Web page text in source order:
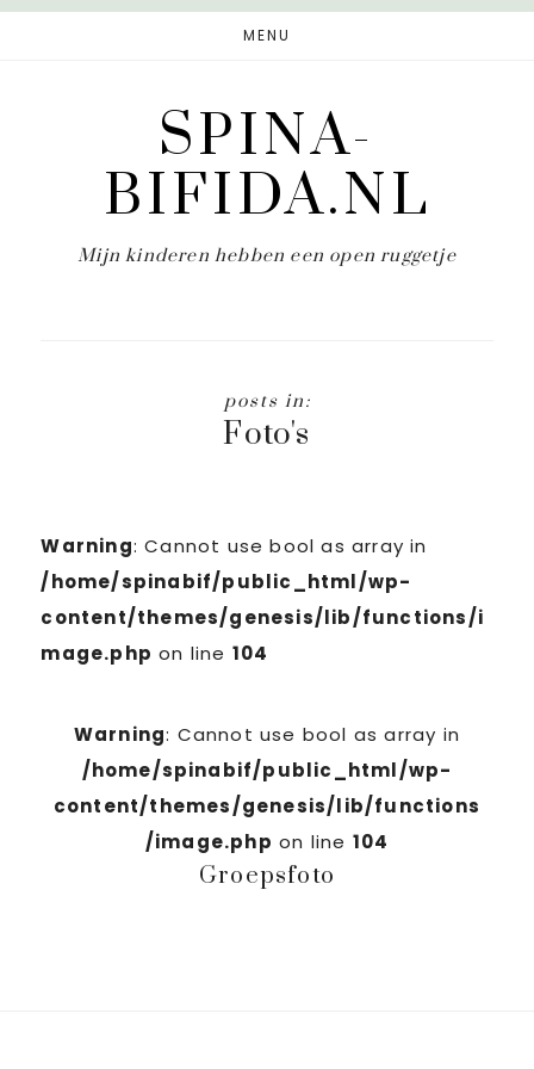
Door
MENU
SPINA-
BIFIDA.NL
Mijn kinderen hebben een open ruggetje
Foto's
Warning: Cannot use bool as array in
/home/spinabif/public_html/wp-
content/themes/genesis/lib/functions/i
mage.php on line 104
Warning: Cannot use bool as array in
/home/spinabif/public_html/wp-
content/themes/genesis/lib/functions
/image.php on line 104
Groepsfoto